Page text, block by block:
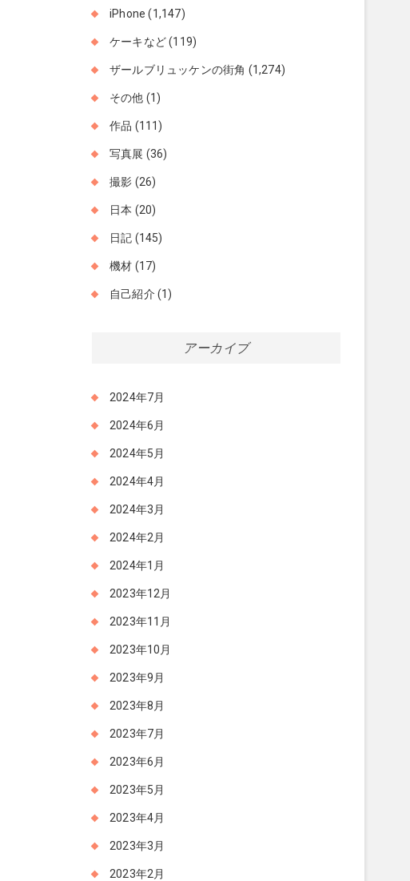
iPhone (1,147)
ケーキなど(119)
ザールブリュッケンの街角 (1,274)
その他 (1)
作品 (111)
写真展 (36)
撮影 (26)
日本 (20)
日記 (145)
機材 (17)
自己紹介 (1)
アーカイブ
2024年7月
2024年6月
2024年5月
2024年4月
2024年3月
2024年2月
2024年1月
2023年12月
2023年11月
2023年10月
2023年9月
2023年8月
2023年7月
2023年6月
2023年5月
2023年4月
2023年3月
2023年2月